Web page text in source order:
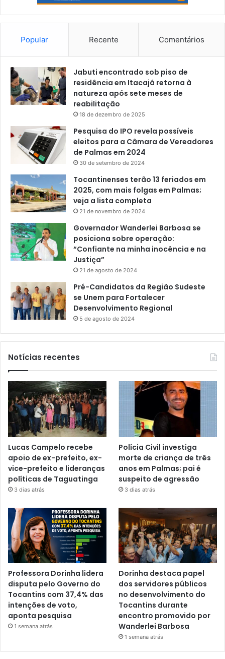
Popular Recente Comentários
Jabuti encontrado sob piso de
residência em Itacajá retorna à
natureza após sete meses de
reabilitação
18 de dezembro de 2025
Pesquisa do IPO revela possíveis
eleitos para a Câmara de Vereadores
de Palmas em 2024
30 de setembro de 2024
Tocantinenses terão 13 feriados em
2025, com mais folgas em Palmas;
veja a lista completa
21 de novembro de 2024
Governador Wanderlei Barbosa se
posiciona sobre operação:
“Confiante na minha inocência e na
Justiça”
21 de agosto de 2024
Pré-Candidatos da Região Sudeste
se Unem para Fortalecer
Desenvolvimento Regional
5 de agosto de 2024
Notícias recentes
Lucas Campelo recebe
apoio de ex-prefeito, ex-
vice-prefeito e lideranças
políticas de Taguatinga
3 dias atrás
Polícia Civil investiga
morte de criança de três
anos em Palmas; pai é
suspeito de agressão
3 dias atrás
Professora Dorinha lidera
disputa pelo Governo do
Tocantins com 37,4% das
intenções de voto,
aponta pesquisa
1 semana atrás
Dorinha destaca papel
dos servidores públicos
no desenvolvimento do
Tocantins durante
encontro promovido por
Wanderlei Barbosa
1 semana atrás